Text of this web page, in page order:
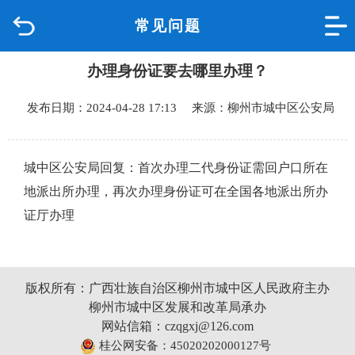
常见问题
新闻中心
政府信息公开
数据专题
办理身份证要去哪里办理？
发布日期：2024-04-28 17:13 来源：柳州市城中区公安局
城中区公安局回复：首次办理二代身份证需回户口所在
地派出所办理，再次办理身份证可在全国各地派出所办
证厅办理
版权所有：广西壮族自治区柳州市城中区人民政府主办
柳州市城中区发展和改革局承办
网站信箱：czqgxj@126.com
桂公网安备：45020202000127号